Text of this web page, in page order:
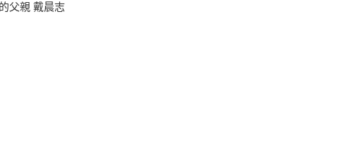
父親 戴晨志